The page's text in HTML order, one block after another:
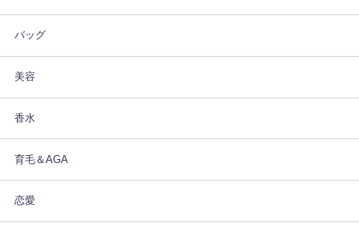
バッグ
美容
香水
育毛＆AGA
恋愛